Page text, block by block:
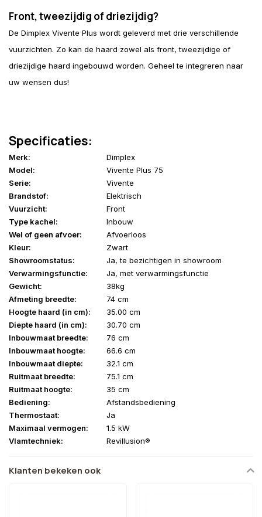
Front, tweezijdig of driezijdig?
De Dimplex Vivente Plus wordt geleverd met drie verschillende
vuurzichten. Zo kan de haard zowel als front, tweezijdige of
driezijdige haard ingebouwd worden. Geheel te integreren naar
uw wensen dus!
Specificaties:
Merk:
Dimplex
Model:
Vivente Plus 75
Serie:
Vivente
Brandstof:
Elektrisch
Vuurzicht:
Front
Type kachel:
Inbouw
Wel of geen afvoer:
Afvoerloos
Kleur:
Zwart
Showroomstatus:
Ja, te bezichtigen in showroom
Verwarmingsfunctie:
Ja, met verwarmingsfunctie
Gewicht:
38kg
Afmeting breedte:
74 cm
Hoogte haard (in cm):
35.00 cm
Diepte haard (in cm):
30.70 cm
Inbouwmaat breedte:
76 cm
Inbouwmaat hoogte:
66.6 cm
Inbouwmaat diepte:
32.1 cm
Ruitmaat breedte:
75.1 cm
Ruitmaat hoogte:
35 cm
Bediening:
Afstandsbediening
Thermostaat:
Ja
Maximaal vermogen:
1.5 kW
Vlamtechniek:
Revillusion®
Klanten bekeken ook